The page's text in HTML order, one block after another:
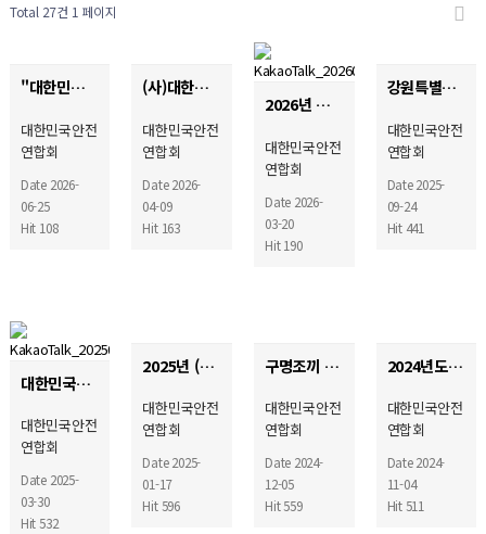
Total 27건 1 페이지
"대한민국 안전영웅대상" 시상식관련 임원들과 23일 경찰청방문 24일 해양경찰청방문 업무협의
대한민국안전
연합회
Date 2026-
06-25
Hit 108
(사)대한민국안전연합회 이사 워크샵 소식
대한민국안전
연합회
Date 2026-
04-09
Hit 163
2026년 대한민국안전연합회 제1차 정기총회
대한민국안전
연합회
Date 2026-
03-20
Hit 190
강원특별자치도지회(지회장:김용빈) 원주소방소 격려방문
대한민국안전
연합회
Date 2025-
09-24
Hit 441
대한민국안전연합회 강원특별자치도지회 출범식
대한민국안전
연합회
Date 2025-
03-30
Hit 532
2025년 (사)대한민국안전연합회 운영위원회 워크샵
대한민국안전
연합회
Date 2025-
01-17
Hit 596
구명조끼 서명운동에 참여합시다
대한민국안전
연합회
Date 2024-
12-05
Hit 559
2024년도 회원포상 (해양경찰청장,경찰청장)
대한민국안전
연합회
Date 2024-
11-04
Hit 511